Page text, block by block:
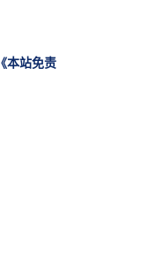
《本站免责